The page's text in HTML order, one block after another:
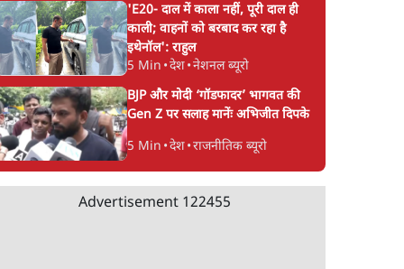
'E20- दाल में काला नहीं, पूरी दाल ही
काली; वाहनों को बरबाद कर रहा है
इथेनॉल': राहुल
5 Min •देश•नेशनल ब्यूरो
BJP और मोदी ‘गॉडफादर’ भागवत की
Gen Z पर सलाह मानेंः अभिजीत दिपके
5 Min •देश•राजनीतिक ब्यूरो
Advertisement 122455